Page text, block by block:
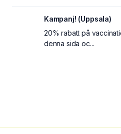
Kampanj! (Uppsala)
20% rabatt på
denna sida oc...